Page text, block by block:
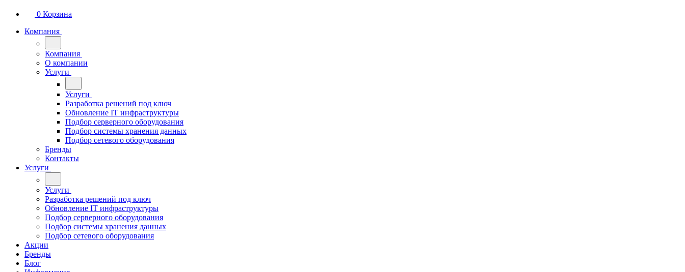
0 Корзина
Компания
Компания
О компании
Услуги
Услуги
Разработка решений под ключ
Обновление IT инфраструктуры
Подбор серверного оборудования
Подбор системы хранения данных
Подбор сетевого оборудования
Бренды
Контакты
Услуги
Услуги
Разработка решений под ключ
Обновление IT инфраструктуры
Подбор серверного оборудования
Подбор системы хранения данных
Подбор сетевого оборудования
Акции
Бренды
Блог